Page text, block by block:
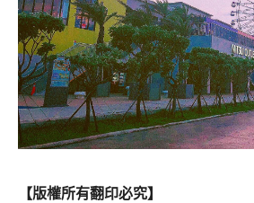
【版權所有翻印必究】